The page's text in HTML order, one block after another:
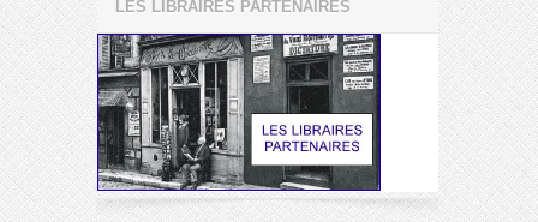
LES LIBRAIRES PARTENAIRES